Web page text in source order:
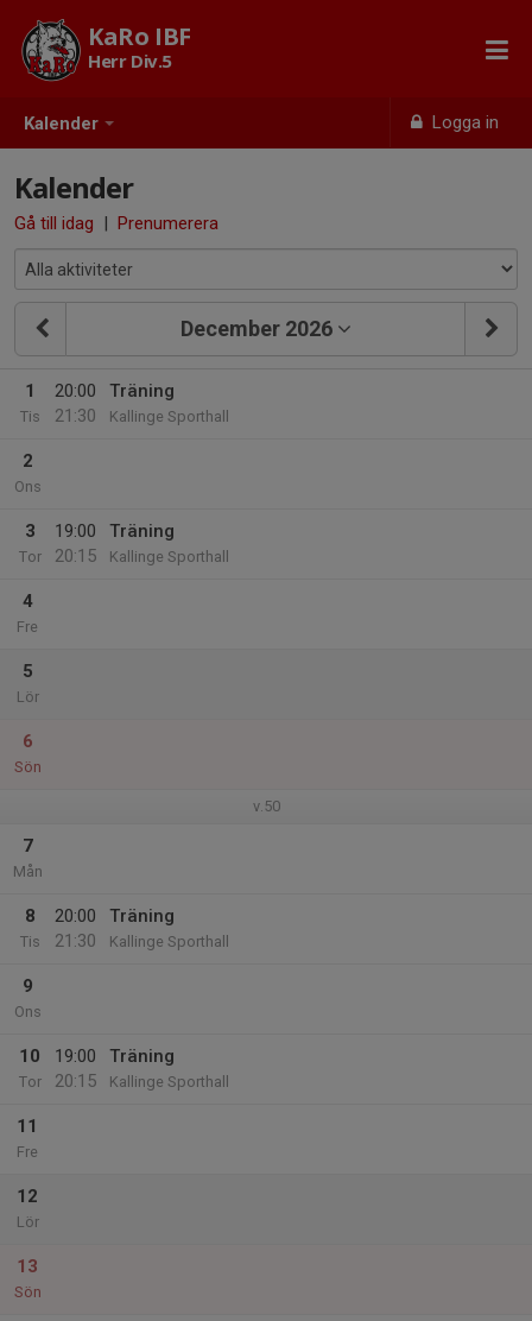
Kalender Logga in
KaRo IBF
Herr Div.5
Kalender
Gå till idag | Prenumerera
December 2026
1
Tis
20:00
21:30
Träning
Kallinge Sporthall
2
Ons
3
Tor
19:00
20:15
Träning
Kallinge Sporthall
4
Fre
5
Lör
6
Sön
v.50
7
Mån
8
Tis
20:00
21:30
Träning
Kallinge Sporthall
9
Ons
10
Tor
19:00
20:15
Träning
Kallinge Sporthall
11
Fre
12
Lör
13
Sön